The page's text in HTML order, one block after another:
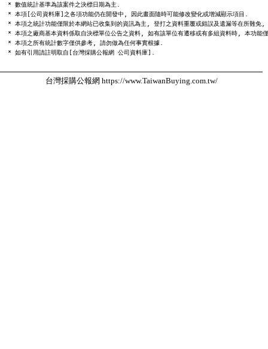
  * 數值統計基準為該案件之決標日期為主.
  * 本項[公司資料庫]之各項功能仍在開發中, 因此畫面隨時可能修改變化或增減顯示項目.
* 本項之統計功能僅限於本網站已收集到的資訊為主, 登打之資料重覆或錯誤及遺漏等在所難免,
* 本項之廠商基本資料係取自決標單位公告之資料, 如有該單位有遷移或有多組資料時, 本功能
  * 本項之所有統計數字僅供參考, 請勿做為任何事實根據.
台灣採購公報網 https://www.TaiwanBuying.com.tw/